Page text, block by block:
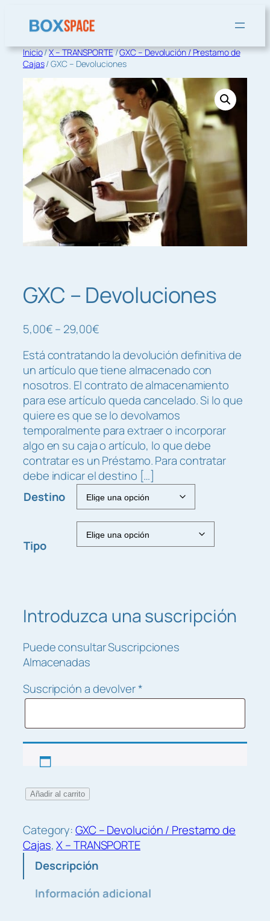
Inicio/X – TRANSPORTE/GXC – Devolución / Prestamo de
Cajas/ GXC – Devoluciones
GXC – Devoluciones
5,00€– 29,00€R
n
g
o
d
e
p
r
e
c
i
o
s
:
e
,
€
0
0
Está contratando la devolución definitiva de
un artículo que tiene almacenado con
nosotros. El contrato de almacenamiento
para ese artículo queda cancelado. Si lo que
quiere es que se lo devolvamos
temporalmente para extraer o incorporar
algo en su caja o artículo, lo que debe
contratar es un Préstamo. Para contratar
debe indicar el destino […]
Destino
Tipo
Introduzca una suscripción
Puede consultar Suscripciones
Almacenadas
Suscripción a devolver*
C
–
D
Añadir al carrito
Category:GXC – Devolución / Prestamo de
Cajas, X – TRANSPORTE
Descripción
Información adicional